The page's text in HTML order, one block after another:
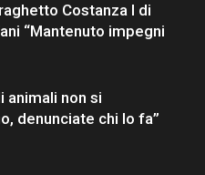
Costanza I di
“Mantenuto impegni
animali non si
denunciate chi lo fa”